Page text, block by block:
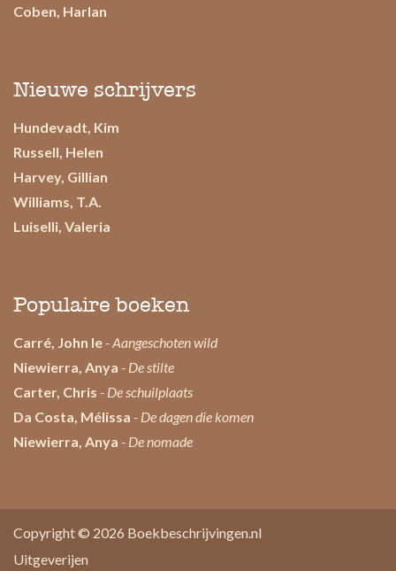
Coben, Harlan
Nieuwe schrijvers
Hundevadt, Kim
Russell, Helen
Harvey, Gillian
Williams, T.A.
Luiselli, Valeria
Populaire boeken
Carré, John le - Aangeschoten wild
Niewierra, Anya - De stilte
Carter, Chris - De schuilplaats
Da Costa, Mélissa - De dagen die komen
Niewierra, Anya - De nomade
Copyright © 2026 Boekbeschrijvingen.nl
Uitgeverijen